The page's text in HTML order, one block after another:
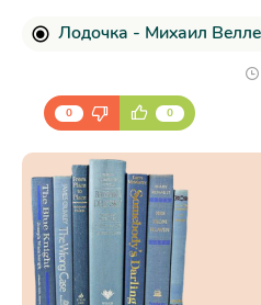
Лодочка - Михаил
0 0